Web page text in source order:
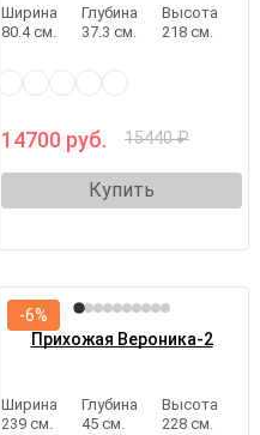
Ширина
80.4 см.
Глубина
37.3 см.
Высота
218 см.
14700 руб. 15440 ₽
Купить
Прихожая Вероника-2
Ширина
239 см.
Глубина
45 см.
Высота
228 см.
-6%